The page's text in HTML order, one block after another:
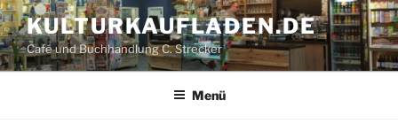
Zum
Inhalt
springen
KULTUR­KAUFLADEN.DE
Café und Buchhandlung C. Strecker
Menü